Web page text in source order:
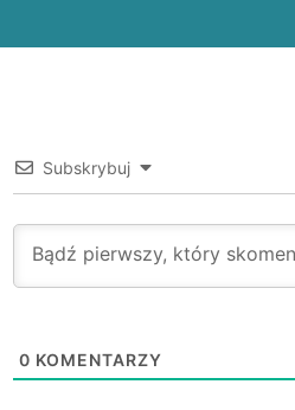
Subskrybuj
0 KOMENTARZY